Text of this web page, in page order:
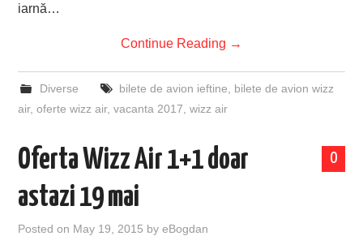
iarnă…
Continue Reading →
Diverse bilete de avion ieftine
bilete de avion wizz
air,oferte wizz air,vacanta 2017 ,wizz air
0
Oferta Wizz Air 1+1 doar
astazi 19 mai
Posted on May 19, 2015 byeBogdan